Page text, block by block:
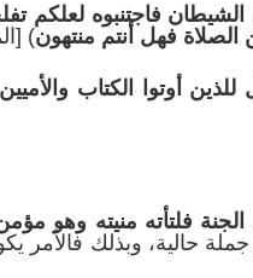
فاجتنبوه لعلكم
فهل أنتم منتهون)
أوتوا الكتاب
فلتأته منيته وهو مؤمن
جملة حالية، وبذلك